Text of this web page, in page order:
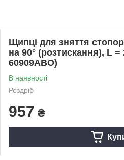
Щипці для зняття
на 90° (розтискання), L
60909ABO)
В наявності
Роздріб
957 ₴